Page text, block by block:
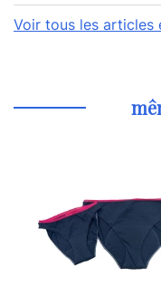
Voir tous les articles